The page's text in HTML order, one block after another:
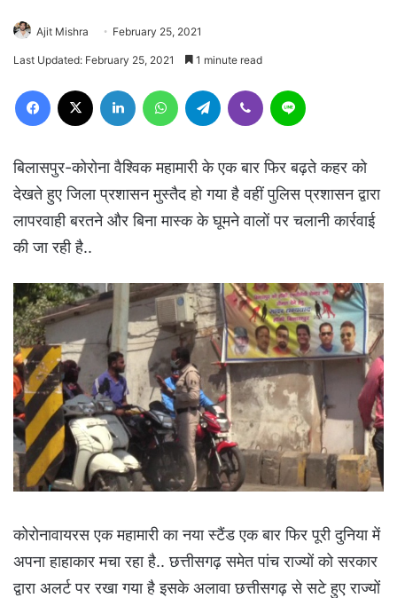
Ajit Mishra February 25, 2021
Last Updated: February 25, 2021 1 minute read
Facebook LinkedIn WhatsAppTelegram Viber
बिलासपुर-कोरोना वैश्विक महामारी के एक बार फिर बढ़ते कहर को
देखते हुए जिला प्रशासन मुस्तैद हो गया है वहीं पुलिस प्रशासन द्वारा
लापरवाही बरतने और बिना मास्क के घूमने वालों पर चलानी कार्रवाई
की जा रही है..
कोरोनावायरस एक महामारी का नया स्टैंड एक बार फिर पूरी दुनिया में
अपना हाहाकार मचा रहा है.. छत्तीसगढ़ समेत पांच राज्यों को सरकार
द्वारा अलर्ट पर रखा गया है इसके अलावा छत्तीसगढ़ से सटे हुए राज्यों